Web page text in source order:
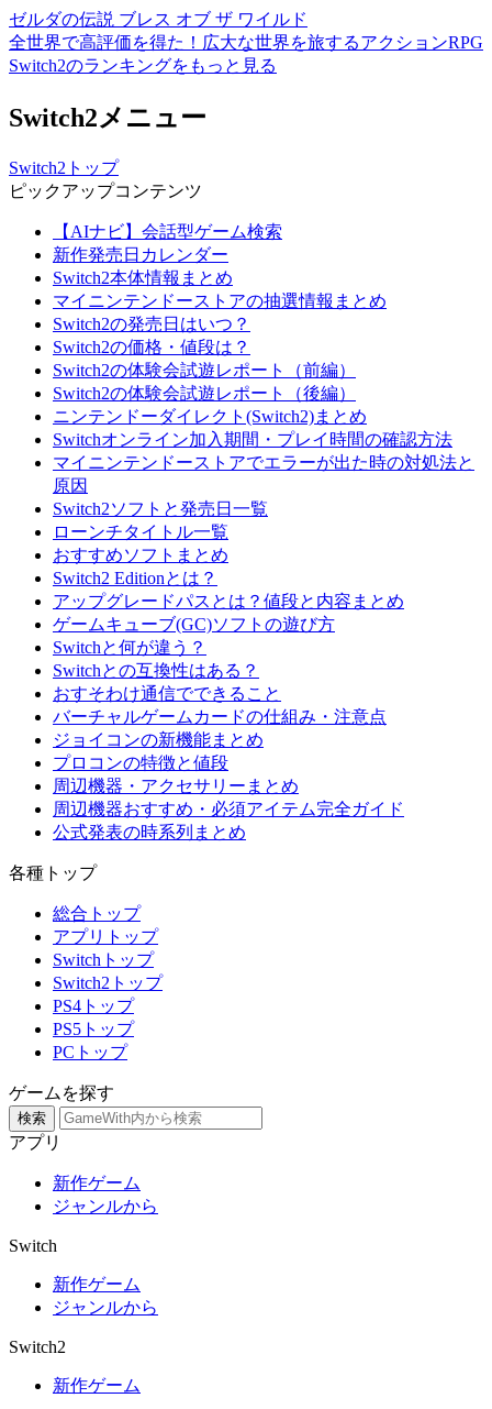
ゼルダの伝説 ブレス オブ ザ ワイルド
全世界で高評価を得た！広大な世界を旅するアクションRPG
Switch2のランキングをもっと見る
Switch2メニュー
Switch2トップ
ピックアップコンテンツ
【AIナビ】会話型ゲーム検索
新作発売日カレンダー
Switch2本体情報まとめ
マイニンテンドーストアの抽選情報まとめ
Switch2の発売日はいつ？
Switch2の価格・値段は？
Switch2の体験会試遊レポート（前編）
Switch2の体験会試遊レポート（後編）
ニンテンドーダイレクト(Switch2)まとめ
Switchオンライン加入期間・プレイ時間の確認方法
マイニンテンドーストアでエラーが出た時の対処法と
原因
Switch2ソフトと発売日一覧
ローンチタイトル一覧
おすすめソフトまとめ
Switch2 Editionとは？
アップグレードパスとは？値段と内容まとめ
ゲームキューブ(GC)ソフトの遊び方
Switchと何が違う？
Switchとの互換性はある？
おすそわけ通信でできること
バーチャルゲームカードの仕組み・注意点
ジョイコンの新機能まとめ
プロコンの特徴と値段
周辺機器・アクセサリーまとめ
周辺機器おすすめ・必須アイテム完全ガイド
公式発表の時系列まとめ
各種トップ
総合トップ
アプリトップ
Switchトップ
Switch2トップ
PS4トップ
PS5トップ
PCトップ
ゲームを探す
検索
アプリ
新作ゲーム
ジャンルから
Switch
新作ゲーム
ジャンルから
Switch2
新作ゲーム